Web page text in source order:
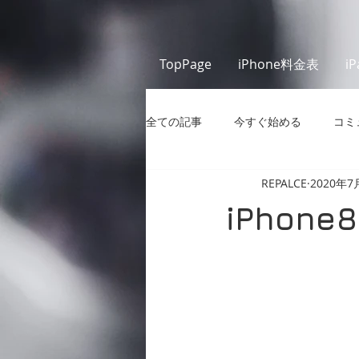
TopPage iPhone料金表
全ての記事 今すぐ始める コ
REPALCE 2020年7